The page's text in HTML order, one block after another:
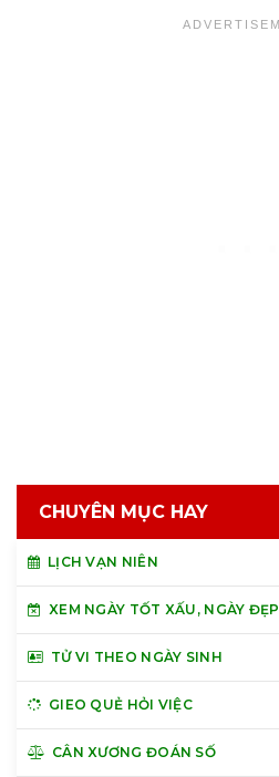
CHUYÊN MỤC HAY
LỊCH VẠN NIÊN
XEM NGÀY TỐT XẤU, NGÀY ĐẸP
TỬ VI THEO NGÀY SINH
GIEO QUẺ HỎI VIỆC
CÂN XƯƠNG ĐOÁN SỐ